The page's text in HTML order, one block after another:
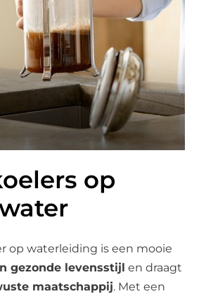
op
op waterleiding is een mooie
gezonde levensstijl en draagt
maatschappij. Met een